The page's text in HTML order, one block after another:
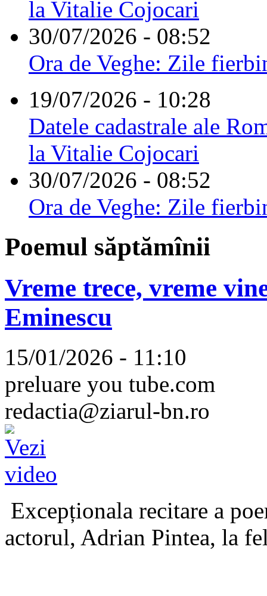
la Vitalie Cojocari
30/07/2026 - 08:52
Ora de Veghe: Zile
19/07/2026 - 10:28
Datele cadastrale ale
la Vitalie Cojocari
30/07/2026 - 08:52
Ora de Veghe: Zile
Poemul săptămînii
Vreme trece, vreme
Eminescu
15/01/2026 - 11:10
preluare you tube.com
redactia@ziarul-bn.ro
Excepționala recitare a
actorul, Adrian Pintea, la